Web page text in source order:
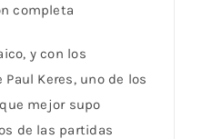
completa
y con los
Keres, uno de los
mejor supo
de las partidas